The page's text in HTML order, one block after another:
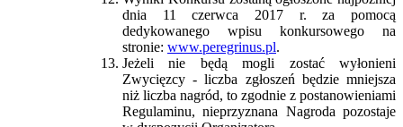
dnia 11 czerwca 2017 r. za pomocą
dedykowanego wpisu konkursowego na
stronie: www.peregrinus.pl.
Jeżeli nie będą mogli zostać wyłonieni
Zwycięzcy - liczba zgłoszeń będzie mniejsza
niż liczba nagród, to zgodnie z postanowieniami
Regulaminu, nieprzyznana Nagroda pozostaje